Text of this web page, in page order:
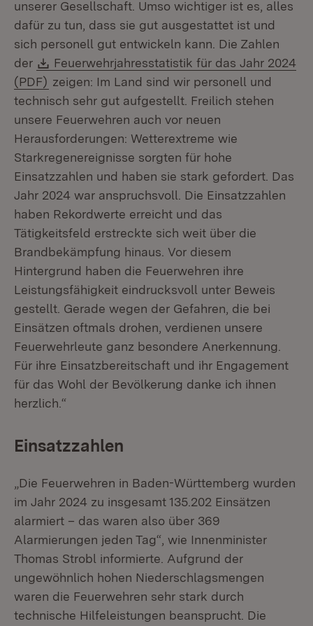
unserer Gesellschaft. Umso wichtiger ist es, alles
dafür zu tun, dass sie gut ausgestattet ist und
sich personell gut entwickeln kann. Die Zahlen
der
Download:
Feuerwehrjahresstatistik für das Jahr 2024
(PDF) (Öffnet in neuem Fenster)
zeigen: Im Land sind wir personell und
technisch sehr gut aufgestellt. Freilich stehen
unsere Feuerwehren auch vor neuen
Herausforderungen: Wetterextreme wie
Starkregenereignisse sorgten für hohe
Einsatzzahlen und haben sie stark gefordert. Das
Jahr 2024 war anspruchsvoll. Die Einsatzzahlen
haben Rekordwerte erreicht und das
Tätigkeitsfeld erstreckte sich weit über die
Brandbekämpfung hinaus. Vor diesem
Hintergrund haben die Feuerwehren ihre
Leistungsfähigkeit eindrucksvoll unter Beweis
gestellt. Gerade wegen der Gefahren, die bei
Einsätzen oftmals drohen, verdienen unsere
Feuerwehrleute ganz besondere Anerkennung.
Für ihre Einsatzbereitschaft und ihr Engagement
für das Wohl der Bevölkerung danke ich ihnen
herzlich.“
Einsatzzahlen
„Die Feuerwehren in Baden-Württemberg wurden
im Jahr 2024 zu insgesamt 135.202 Einsätzen
alarmiert – das waren also über 369
Alarmierungen jeden Tag“, wie Innenminister
Thomas Strobl informierte. Aufgrund der
ungewöhnlich hohen Niederschlagsmengen
waren die Feuerwehren sehr stark durch
technische Hilfeleistungen beansprucht. Die